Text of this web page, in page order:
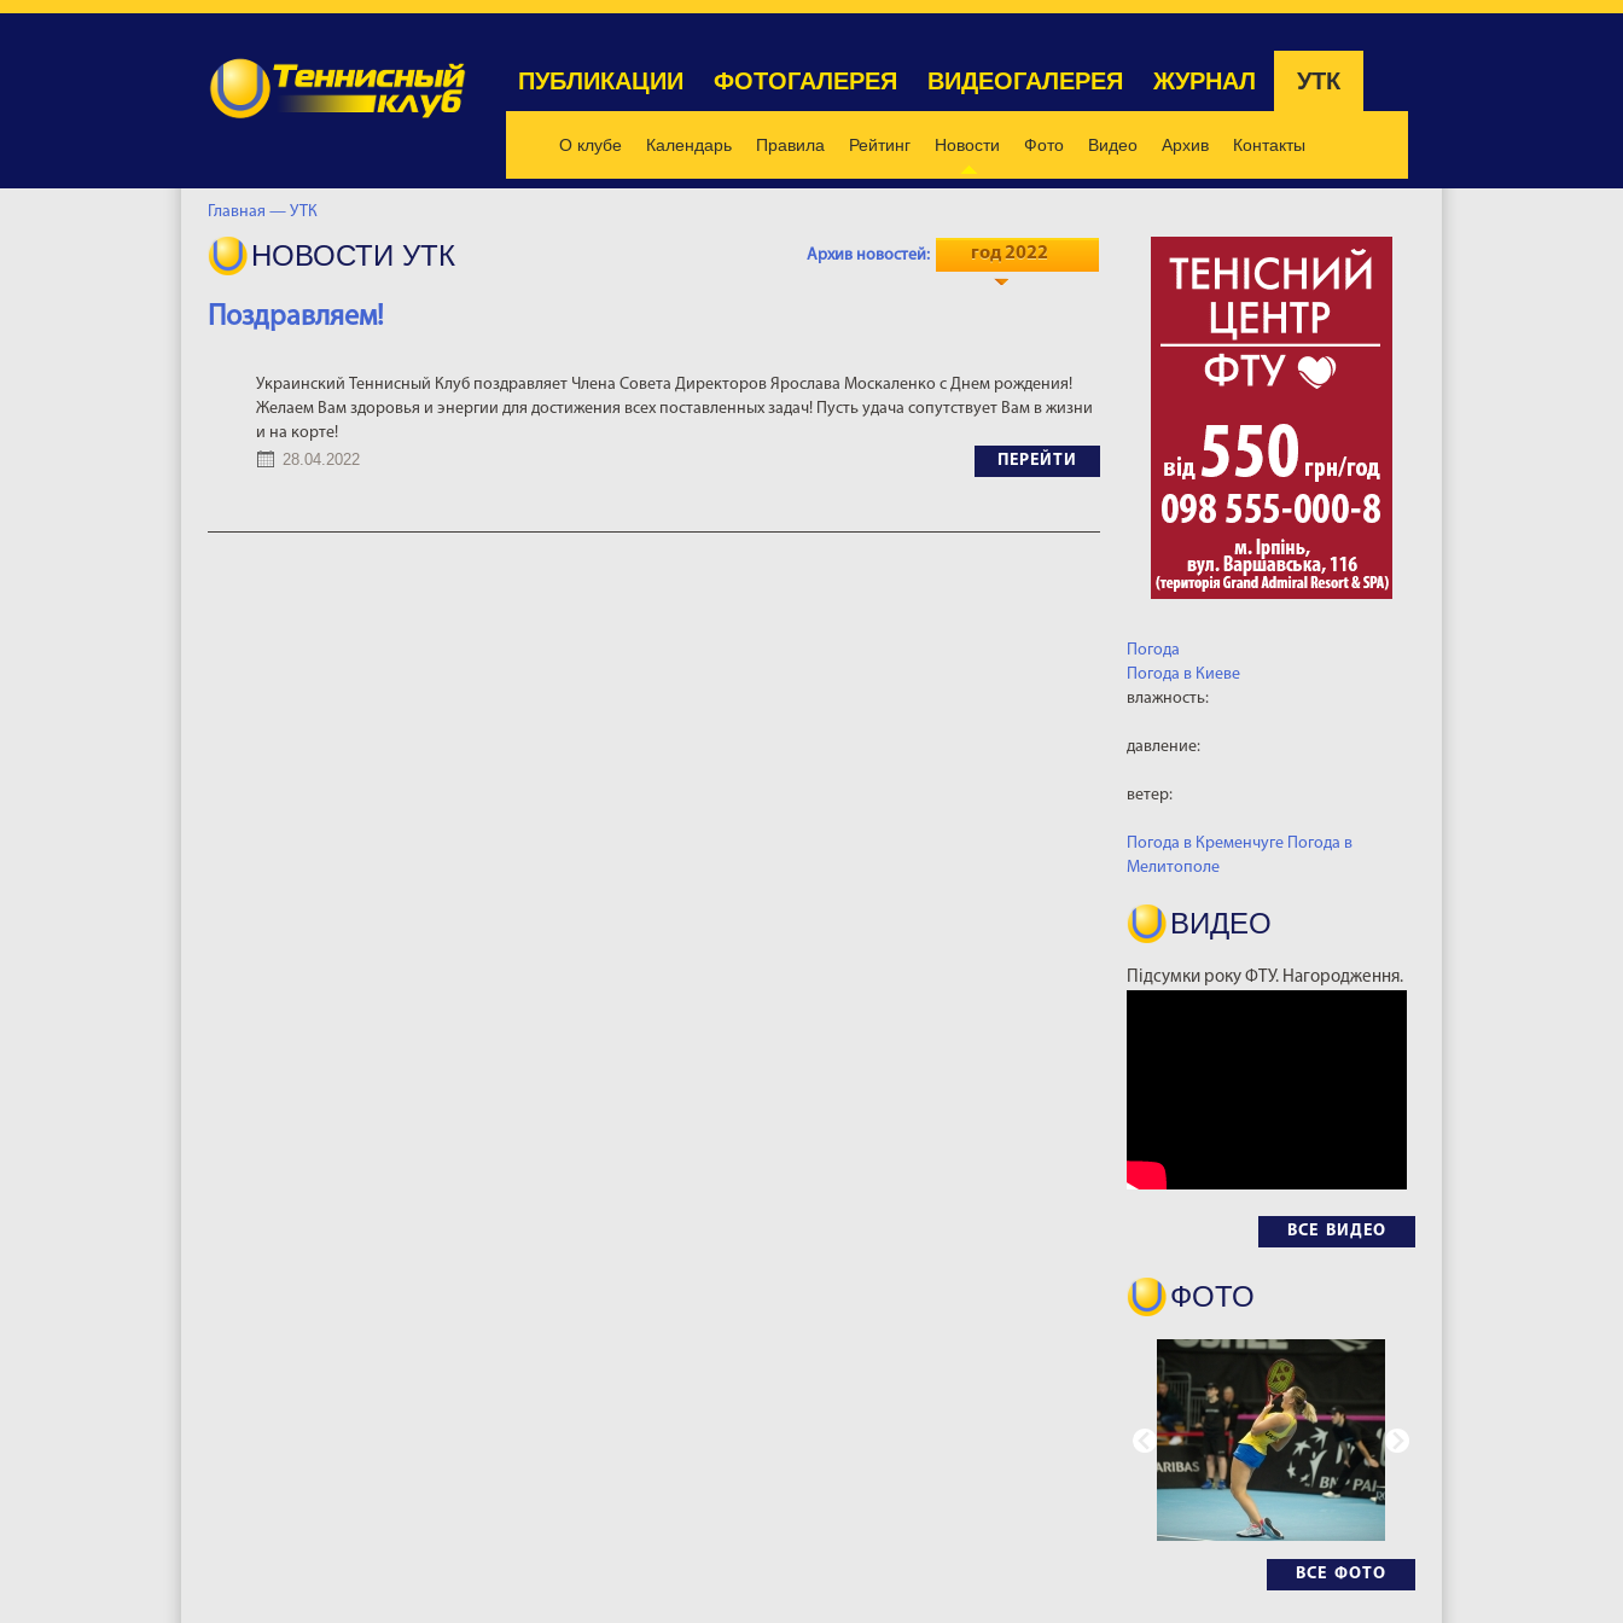
ПУБЛИКАЦИИ ФОТОГАЛЕРЕЯ ВИДЕОГАЛЕРЕЯ ЖУРНАЛ УТК
О клубе Календарь Правила Рейтинг Новости Фото Видео Архив Контакты
Главная — УТК
Погода
Погода в Киеве
влажность:
давление:
ветер:
Погода в Кременчуге Погода в
Мелитополе
ВИДЕО
Підсумки року ФТУ. Нагородження.
ВСЕ ВИДЕО
ФОТО
ВСЕ ФОТО
НОВОСТИ УТК Архив новостей: год 2022
Поздравляем!
Украинский Теннисный Клуб поздравляет Члена Совета Директоров Ярослава Москаленко с Днем рождения!
Желаем Вам здоровья и энергии для достижения всех поставленных задач! Пусть удача сопутствует Вам в жизни
и на корте!
28.04.2022
ПЕРЕЙТИ